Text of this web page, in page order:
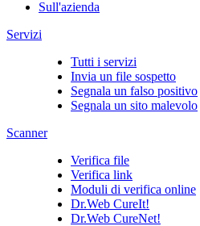
Sull'azienda
Servizi
Tutti i servizi
Invia un file sospetto
Segnala un falso positivo
Segnala un sito malevolo
Scanner
Verifica file
Verifica link
Moduli di verifica online
Dr.Web CureIt!
Dr.Web CureNet!